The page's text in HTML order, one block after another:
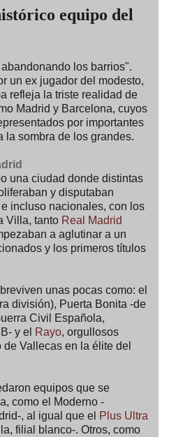
equipo del
los barrios".
un ex jugador del modesto,
refleja la triste realidad de
Madrid y Barcelona, cuyos
por importantes
la sombra de los grandes.
una ciudad donde distintas
y disputaban
incluso nacionales, con los
Villa, tanto Real Madrid
a aglutinar a un
y los primeros títulos
unas pocas como: el
división), Puerta Bonita -de
Civil Española,
y el Rayo, orgullosos
Vallecas en la élite del
equipos que se
como el Moderno -
, al igual que el Plus Ultra
filial blanco-. Otros, como